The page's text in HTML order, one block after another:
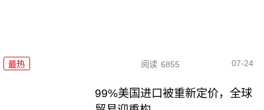
最热 阅读 6855 07-24
99%美国进口被重新定价，全球